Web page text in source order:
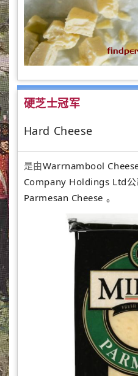
硬芝士冠军
Hard Cheese
是由Warrnambool
Company Holdings Ltd
Parmesan Cheese 。